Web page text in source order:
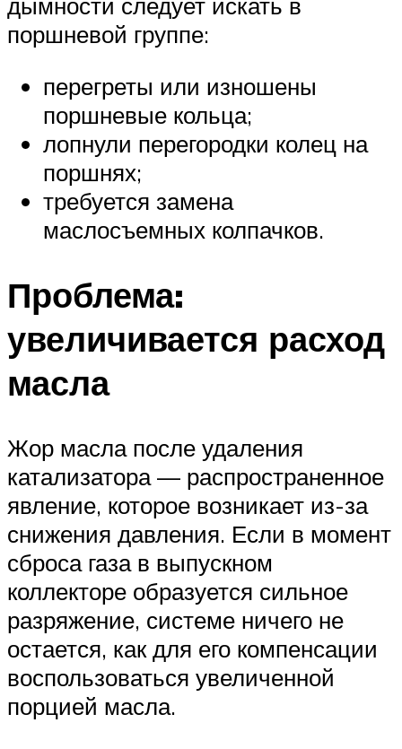
поршневой группе:
перегреты или изношены
поршневые кольца;
лопнули перегородки колец на
поршнях;
требуется замена
маслосъемных колпачков.
Проблема:
увеличивается расход
масла
Жор масла после удаления
катализатора — распространенное
явление, которое возникает из-за
снижения давления. Если в момент
сброса газа в выпускном
коллекторе образуется сильное
разряжение, системе ничего не
остается, как для его компенсации
воспользоваться увеличенной
порцией масла.